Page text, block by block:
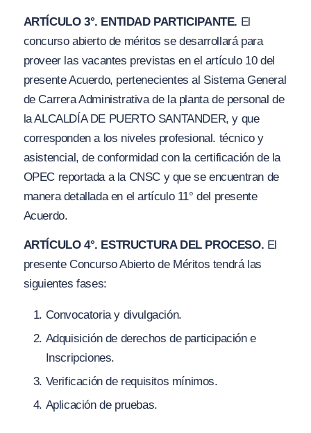
ARTÍCULO 3°. ENTIDAD PARTICIPANTE. El
concurso abierto de méritos se desarrollará para
proveer las vacantes previstas en el artículo 10del
presente Acuerdo, pertenecientes al Sistema General
de Carrera Administrativa de la planta de personal de
la ALCALDÍA DE PUERTO SANTANDER, y que
corresponden a los niveles profesional. técnico y
asistencial, de conformidad con la certificación de la
OPEC reportada a la CNSC y que se encuentran de
manera detallada en el artículo 11° del presente
Acuerdo.
ARTÍCULO 4°. ESTRUCTURA DEL PROCESO. El
presente Concurso Abierto de Méritos tendrá las
siguientes fases:
Convocatoria y divulgación.
Adquisición de derechos de participación e
Inscripciones.
Verificación de requisitos mínimos.
Aplicación de pruebas.